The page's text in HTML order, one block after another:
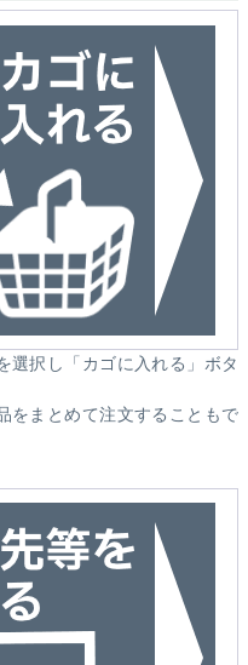
選択し「カゴに入れる」ボタ
をまとめて注文することもで